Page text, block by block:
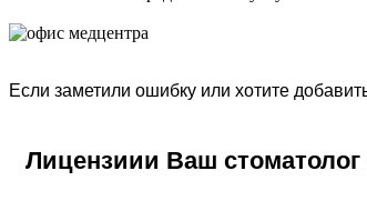
Если заметили ошибку или хотите
Лицензиии Ваш